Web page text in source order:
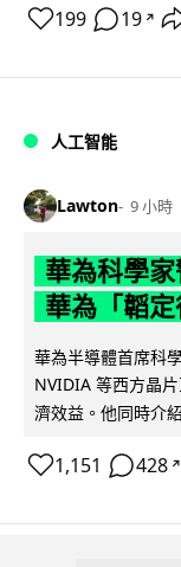
199 19 ↗
人工智能
Lawton 9 小時
華為科學
華為「韜
華為半導體首席科
NVIDIA 等西方晶
濟效益。他同時介
1,151 428 ↗